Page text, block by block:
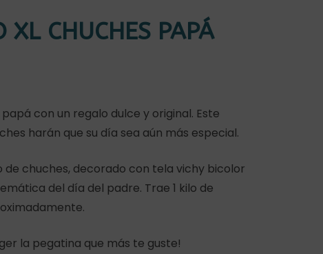
XL CHUCHES PAPÁ
con un regalo dulce y original. Este
harán que su día sea aún más especial.
de chuches, decorado con tela vichy bicolor
del día del padre. Trae 1 kilo de
la pegatina que más te guste!